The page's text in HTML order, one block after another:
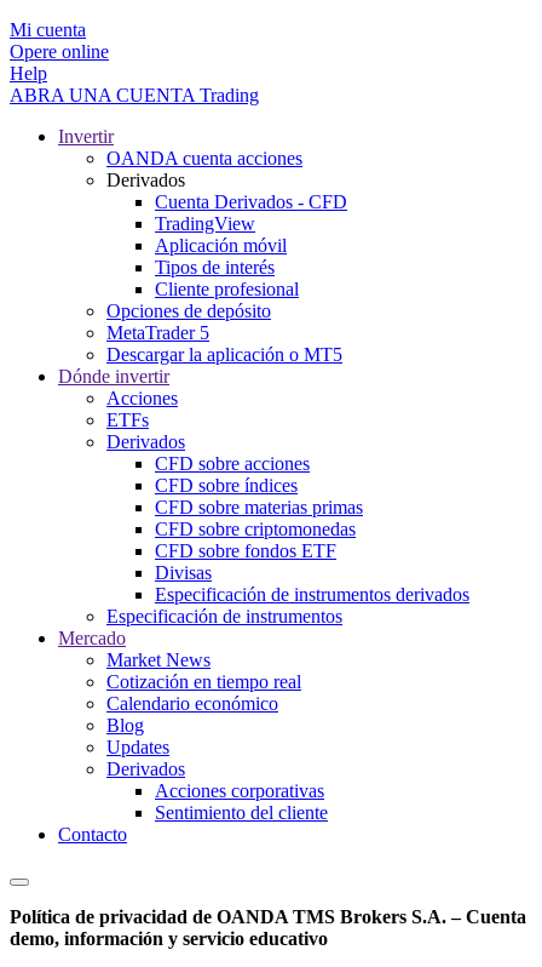
Mi cuenta
Opere online
Help
ABRA UNA CUENTA Trading
Invertir
OANDA cuenta acciones
Derivados
Cuenta Derivados - CFD
TradingView
Aplicación móvil
Tipos de interés
Cliente profesional
Opciones de depósito
MetaTrader 5
Descargar la aplicación o MT5
Dónde invertir
Acciones
ETFs
Derivados
CFD sobre acciones
CFD sobre índices
CFD sobre materias primas
CFD sobre criptomonedas
CFD sobre fondos ETF
Divisas
Especificación de instrumentos derivados
Especificación de instrumentos
Mercado
Market News
Cotización en tiempo real
Calendario económico
Blog
Updates
Derivados
Acciones corporativas
Sentimiento del cliente
Contacto
Política de privacidad de OANDA TMS Brokers S.A. – Cuenta
demo, información y servicio educativo